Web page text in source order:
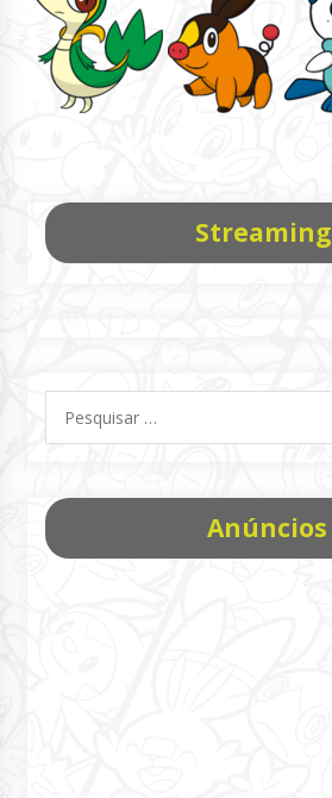
por:
Anúncios